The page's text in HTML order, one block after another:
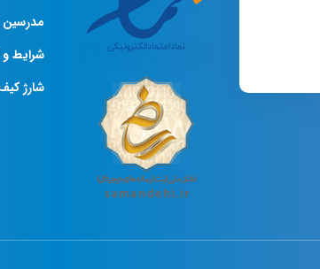
مدرسین
شرایط و
شارژ